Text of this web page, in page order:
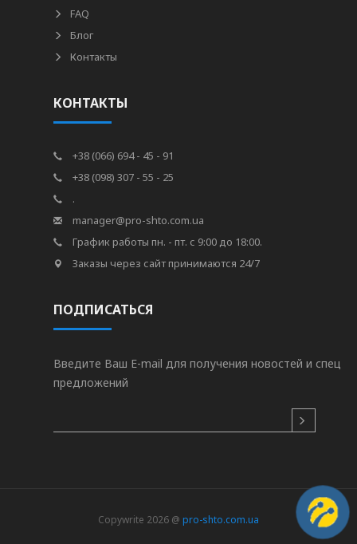
FAQ
Блог
Контакты
КОНТАКТЫ
+38 (066) 694 - 45 - 91
+38 (098) 307 - 55 - 25
.
manager@pro-shto.com.ua
График работы пн. - пт. с 9:00 до 18:00.
Заказы через сайт принимаются 24/7
ПОДПИСАТЬСЯ
Введите Ваш E-mail для получения новостей и спец
предложений
Copywrite 2026 @ pro-shto.com.ua